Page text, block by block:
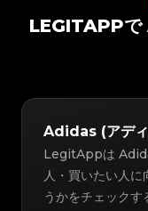
LEGITAPPで
Adidas (アディ
LegitAppは
人・買いたい人
うかをチェックす